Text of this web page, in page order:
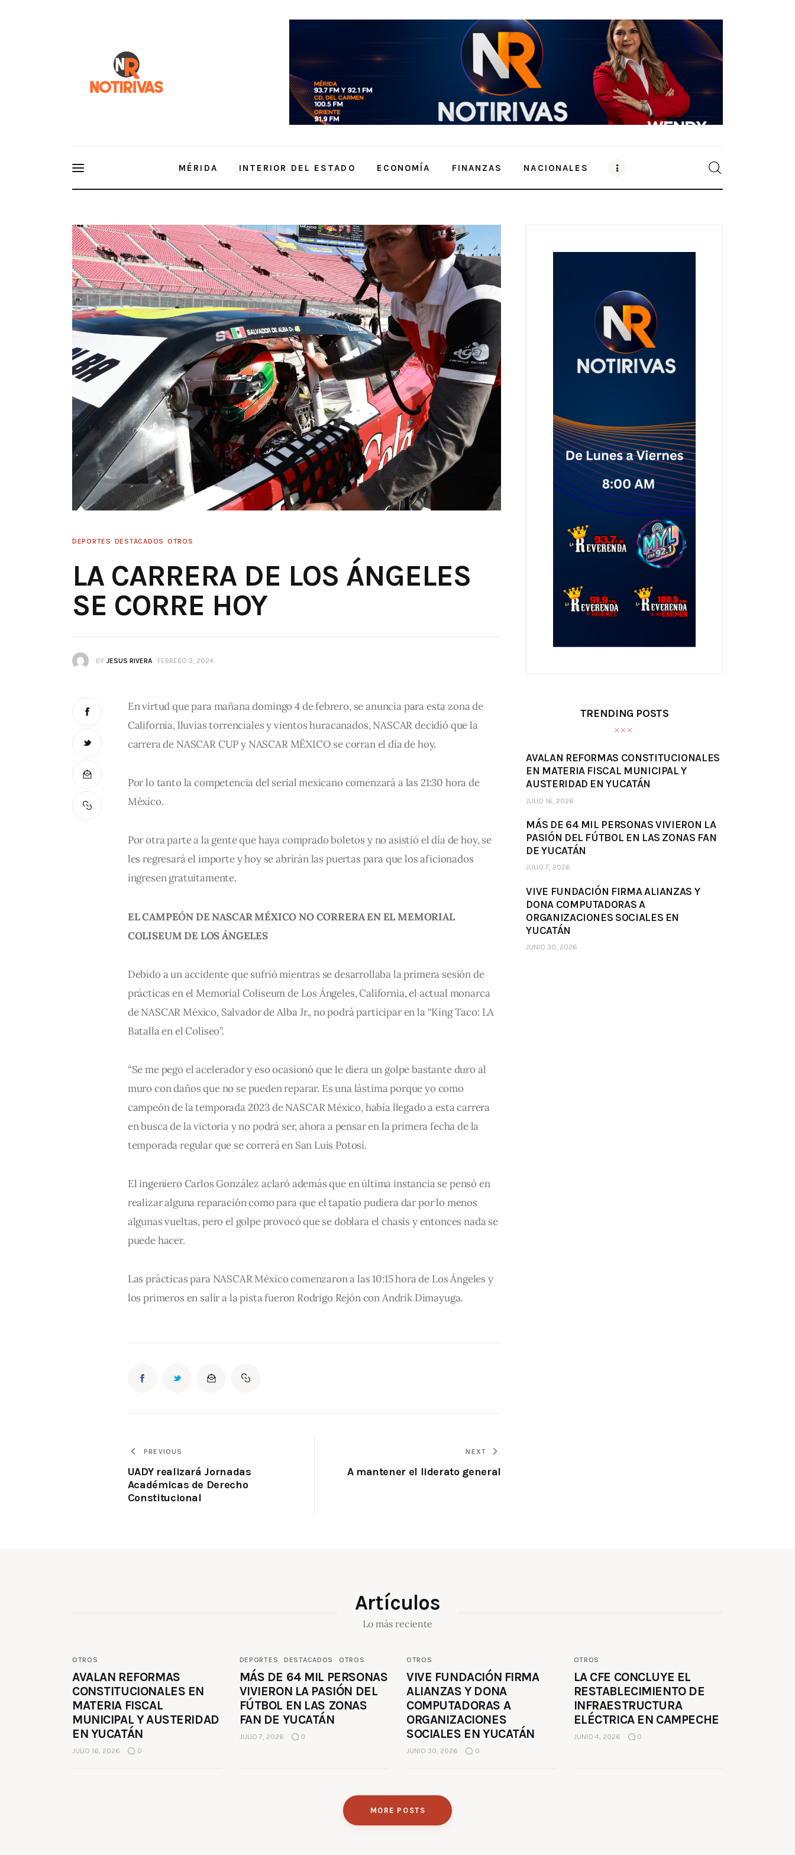
MÉRIDA INTERIOR DEL ESTADO ECONOMÍA FINANZAS NACIONALES
DEPORTES DESTACADOS OTROS
LA CARRERA DE LOS ÁNGELES
SE CORRE HOY
BY JESUS RIVERA FEBRERO 3, 2024
En virtud que para mañana domingo 4 de febrero, se anuncia para esta zona de
California, lluvias torrenciales y vientos huracanados, NASCAR decidió que la
carrera de NASCAR CUP y NASCAR MËXICO se corran el día de hoy.
Por lo tanto la competencia del serial mexicano comenzará a las 21:30 hora de
México.
Por otra parte a la gente que haya comprado boletos y no asistió el día de hoy, se
les regresará el importe y hoy se abrirán las puertas para que los aficionados
ingresen gratuitamente.
EL CAMPEÓN DE NASCAR MÉXICO NO CORRERA EN EL MEMORIAL
COLISEUM DE LOS ÁNGELES
Debido a un accidente que sufrió mientras se desarrollaba la primera sesión de
prácticas en el Memorial Coliseum de Los Ángeles, California, el actual monarca
de NASCAR México, Salvador de Alba Jr., no podrá participar en la “King Taco: LA
Batalla en el Coliseo”.
“Se me pego el acelerador y eso ocasionó que le diera un golpe bastante duro al
muro con daños que no se pueden reparar. Es una lástima porque yo como
campeón de la temporada 2023 de NASCAR México, había llegado a esta carrera
en busca de la victoria y no podrá ser, ahora a pensar en la primera fecha de la
temporada regular que se correrá en San Luis Potosí.
El ingeniero Carlos González aclaró además que en última instancia se pensó en
realizar alguna reparación como para que el tapatío pudiera dar por lo menos
algunas vueltas, pero el golpe provocó que se doblara el chasís y entonces nada se
puede hacer.
Las prácticas para NASCAR México comenzaron a las 10:15 hora de Los Ángeles y
los primeros en salir a la pista fueron Rodrigo Rejón con Andrik Dimayuga.
PREVIOUS
UADY realizará Jornadas
Académicas de Derecho
Constitucional
NEXT
A mantener el liderato general
TRENDING POSTS
AVALAN REFORMAS CONSTITUCIONALES
EN MATERIA FISCAL MUNICIPAL Y
AUSTERIDAD EN YUCATÁN
JULIO 16, 2026
MÁS DE 64 MIL PERSONAS VIVIERON LA
PASIÓN DEL FÚTBOL EN LAS ZONAS FAN
DE YUCATÁN
JULIO 7, 2026
VIVE FUNDACIÓN FIRMA ALIANZAS Y
DONA COMPUTADORAS A
ORGANIZACIONES SOCIALES EN
YUCATÁN
JUNIO 30, 2026
Artículos
Lo más reciente
OTROS
AVALAN REFORMAS
CONSTITUCIONALES EN
MATERIA FISCAL
MUNICIPAL Y AUSTERIDAD
EN YUCATÁN
JULIO 16, 2026 0
DEPORTES DESTACADOS OTROS
MÁS DE 64 MIL PERSONAS
VIVIERON LA PASIÓN DEL
FÚTBOL EN LAS ZONAS
FAN DE YUCATÁN
JULIO 7, 2026 0
OTROS
VIVE FUNDACIÓN FIRMA
ALIANZAS Y DONA
COMPUTADORAS A
ORGANIZACIONES
SOCIALES EN YUCATÁN
JUNIO 30, 2026 0
OTROS
LA CFE CONCLUYE EL
RESTABLECIMIENTO DE
INFRAESTRUCTURA
ELÉCTRICA EN CAMPECHE
JUNIO 4, 2026 0
MORE POSTS